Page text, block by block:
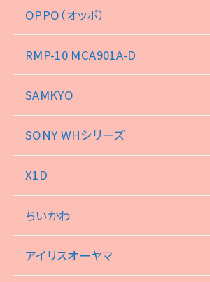
OPPO（オッポ）
RMP-10 MCA901A-D
SAMKYO
SONY WHシリーズ
X1D
ちいかわ
アイリスオーヤマ